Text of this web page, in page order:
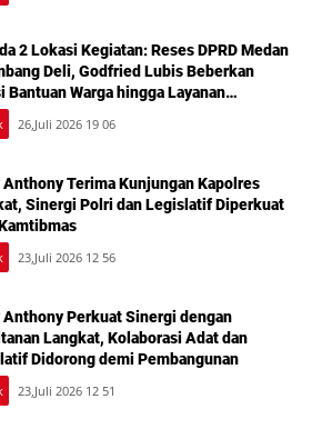
2 Lokasi Kegiatan: Reses DPRD Medan
Deli, Godfried Lubis Beberkan
Bantuan Warga hingga Layanan
Gratis
26,Juli 2026 19 06
Anthony Terima Kunjungan Kapolres
Sinergi Polri dan Legislatif Diperkuat
23,Juli 2026 12 56
Anthony Perkuat Sinergi dengan
Langkat, Kolaborasi Adat dan
Didorong demi Pembangunan
23,Juli 2026 12 51